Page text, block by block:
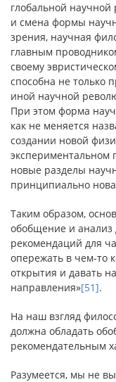
глобальной
и смена формы
зрения, научная
главным
своему
способна не только
иной научной
При этом форма
как не меняется
создании новой
экспериментальном
новые разделы
принципиально
Таким образом,
обобщение и анализ
рекомендаций для
опережать в чем-то
открытия и давать
направления»[51].
На наш взгляд
должна обладать
рекомендательным
Разумеется, мы не